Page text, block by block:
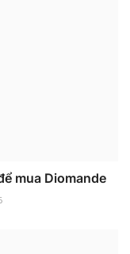
mua Diomande